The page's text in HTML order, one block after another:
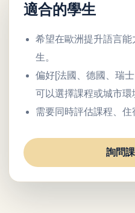
適合的學生
希望在歐洲提升語言
生。
偏好[法國、德國、瑞
可以選擇課程或城市環
需要同時評估課程、住
詢問